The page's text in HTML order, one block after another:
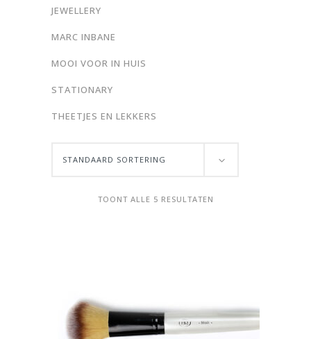
STANDAARD SORTERING
TOONT ALLE 5 RESULTATEN
JEWELLERY
MARC INBANE
MOOI VOOR IN HUIS
STATIONARY
THEETJES EN LEKKERS